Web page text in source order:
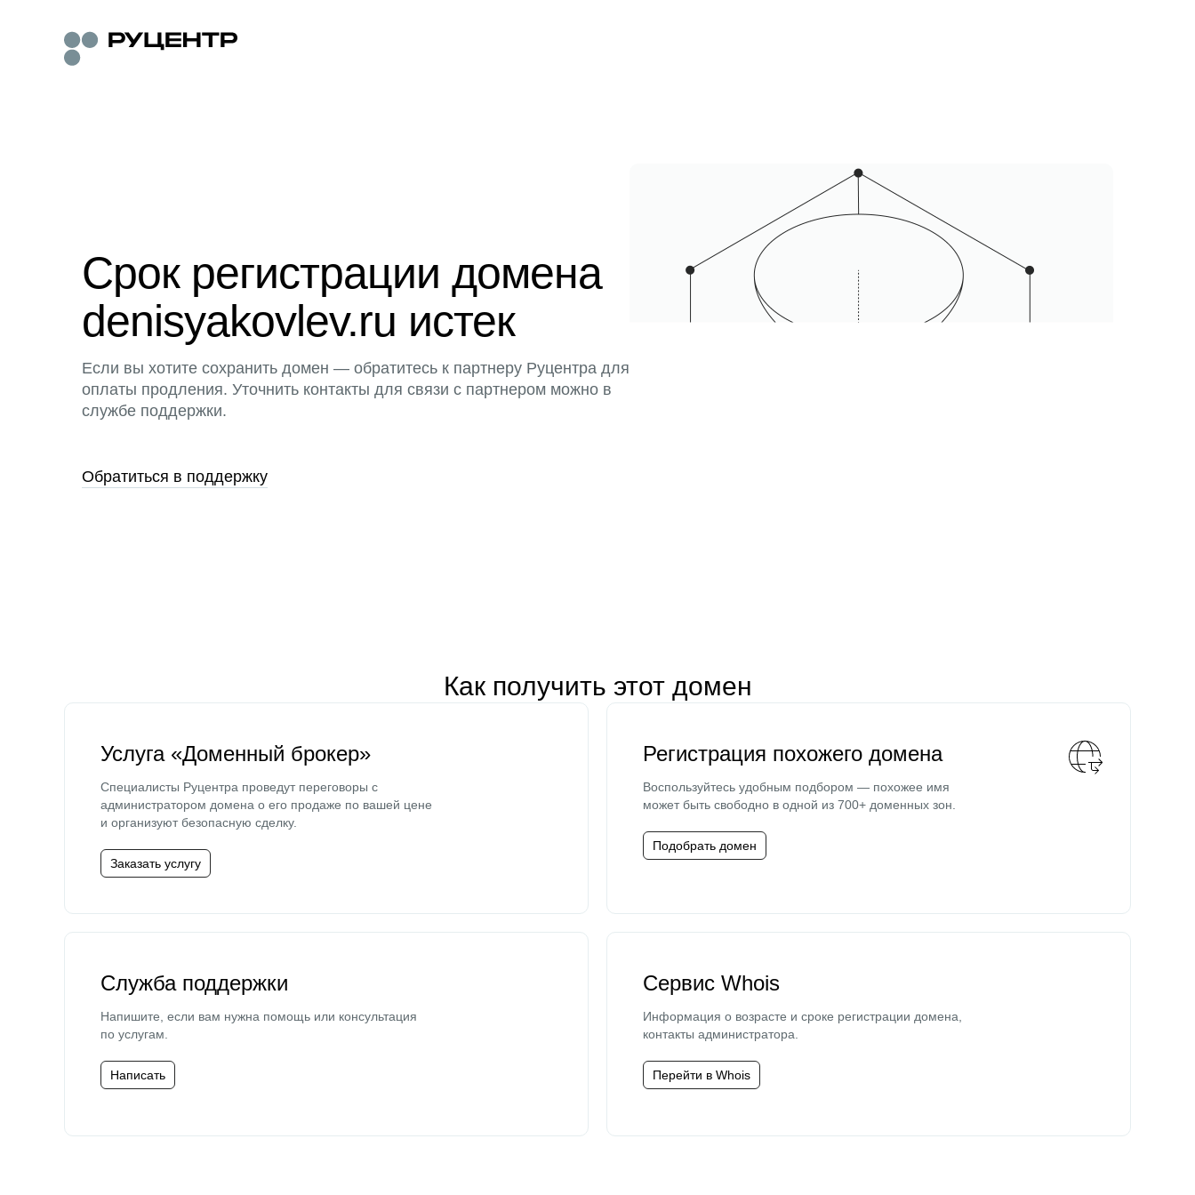
Срок регистрации домена
denisyakovlev.ru истек
Если вы хотите сохранить домен — обратитесь к партнеру Руцентра для
оплаты продления. Уточнить контакты для связи с партнером можно в
службе поддержки.
Обратиться в поддержку
Как получить этот домен
Услуга «Доменный брокер»
Специалисты Руцентра проведут переговоры с
администратором домена о его продаже по вашей цене
и организуют безопасную сделку.
Заказать услугу
Регистрация похожего домена
Воспользуйтесь удобным подбором — похожее имя
может быть свободно в одной из 700+ доменных зон.
Подобрать домен
Служба поддержки
Напишите, если вам нужна помощь или консультация
по услугам.
Написать
Сервис Whois
Информация о возрасте и сроке регистрации домена,
контакты администратора.
Перейти в Whois